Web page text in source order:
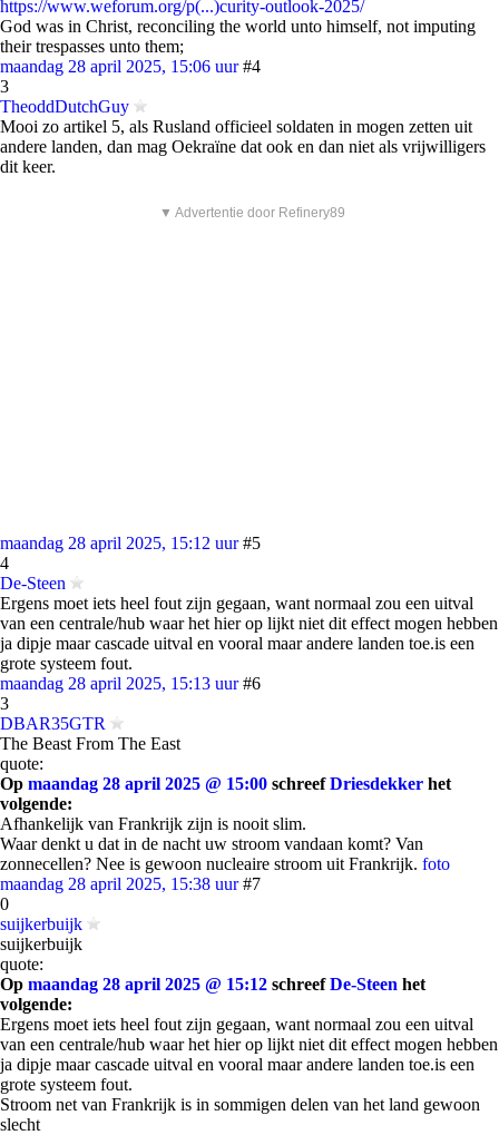
https://www.weforum.org/p(...)curity-outlook-2025/
God was in Christ, reconciling the world unto himself, not imputing
their trespasses unto them;
maandag 28 april 2025, 15:06 uur #4
3
TheoddDutchGuy
Mooi zo artikel 5, als Rusland officieel soldaten in mogen zetten uit
andere landen, dan mag Oekraïne dat ook en dan niet als vrijwilligers
dit keer.
▼ Advertentie door Refinery89
maandag 28 april 2025, 15:12 uur #5
4
De-Steen
Ergens moet iets heel fout zijn gegaan, want normaal zou een uitval
van een centrale/hub waar het hier op lijkt niet dit effect mogen hebben
ja dipje maar cascade uitval en vooral maar andere landen toe.is een
grote systeem fout.
maandag 28 april 2025, 15:13 uur #6
3
DBAR35GTR
The Beast From The East
quote:
Op maandag 28 april 2025 @ 15:00 schreefDriesdekker het
volgende:
Afhankelijk van Frankrijk zijn is nooit slim.
Waar denkt u dat in de nacht uw stroom vandaan komt? Van
zonnecellen? Nee is gewoon nucleaire stroom uit Frankrijk. foto
maandag 28 april 2025, 15:38 uur #7
0
suijkerbuijk
suijkerbuijk
quote:
Op maandag 28 april 2025 @ 15:12 schreefDe-Steen het
volgende:
Ergens moet iets heel fout zijn gegaan, want normaal zou een uitval
van een centrale/hub waar het hier op lijkt niet dit effect mogen hebben
ja dipje maar cascade uitval en vooral maar andere landen toe.is een
grote systeem fout.
Stroom net van Frankrijk is in sommigen delen van het land gewoon
slecht